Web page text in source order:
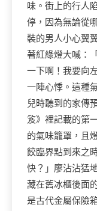
味。街上的行人
停，因為無論從
裝的男人小心翼
著紅綠燈大喊：
一下啊！我要向
一陣心悸。這種
兒時聽到的家傳
笈》裡記載的第
的氣味籠罩，且
餃臨界點到來之
快？」廖沾沾猛
藏在舊冰櫃後面
是古代金屬保險